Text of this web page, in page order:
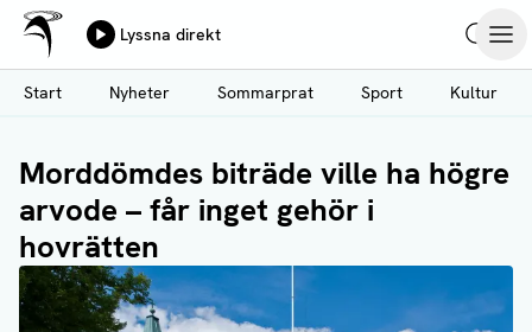
Hoppa
till
huvudinnehåll
Ålands Radio & TV
Lyssna direkt
Start
Nyheter Sommarprat Sport Kultur
Morddömdes biträde ville ha högre
arvode – får inget gehör i
hovrätten